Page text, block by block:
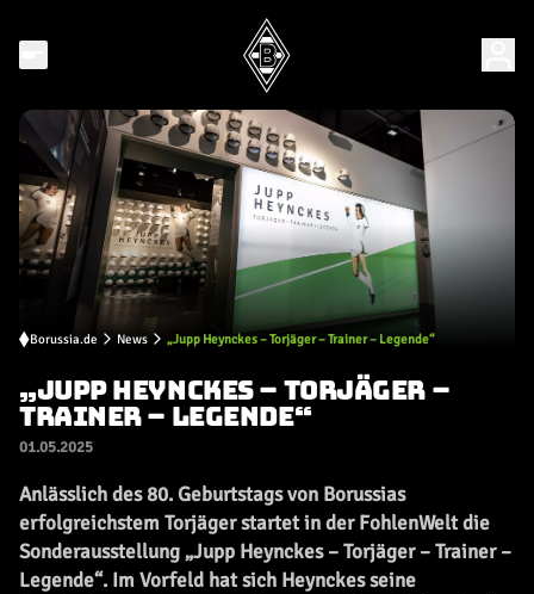
Borussia.de News „Jupp Heynckes – Torjäger – Trainer – Legende“
„JUPP HEYNCKES – TORJÄGER –
TRAINER – LEGENDE“
01.05.2025
Anlässlich des 80. Geburtstags von Borussias
erfolgreichstem Torjäger startet in der FohlenWelt die
Sonderausstellung „Jupp Heynckes – Torjäger – Trainer –
Legende“. Im Vorfeld hat sich Heynckes seine